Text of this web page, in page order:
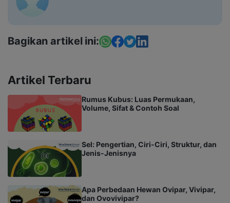
Bagikan artikel ini:
Artikel Terbaru
Rumus Kubus: Luas Permukaan,
Volume, Sifat & Contoh Soal
Sel: Pengertian, Ciri-Ciri, Struktur, dan
Jenis-Jenisnya
Apa Perbedaan Hewan Ovipar, Vivipar,
dan Ovovivipar?